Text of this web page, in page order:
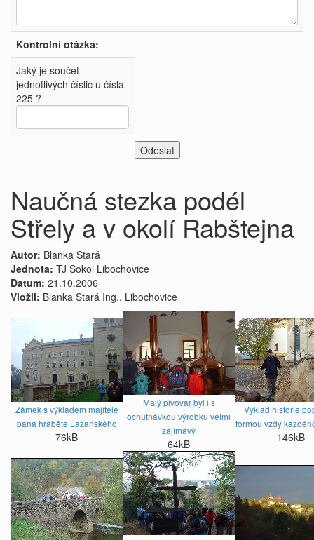
Kontrolní otázka:
Jaký je součet
jednotlivých číslic u čísla
225 ?
Naučná stezka podél
Střely a v okolí Rabštejna
Autor: Blanka Stará
Jednota: TJ Sokol Libochovice
Datum: 21.10.2006
Vložil: Blanka Stará Ing., Libochovice
Zámek s výkladem majitele
pana hraběte Lažanského
76kB
Malý pivovar byl i s
ochutnávkou výrobku velmi
zajímavý
64kB
Výklad historie
formou vždy
146kB